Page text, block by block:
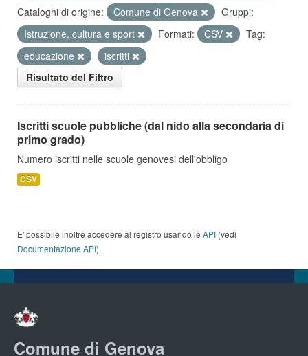
Cataloghi di origine:
Comune di Genova
Gruppi:
Istruzione, cultura e sport
Formati: CSV
Tag:
educazione
iscritti
Risultato del Filtro
Iscritti scuole pubbliche (dal nido alla secondaria di
primo grado)
Numero iscritti nelle scuole genovesi dell'obbligo
CSV
E' possibile inoltre accedere al registro usando le API (vedi
Documentazione API).
Comune di Genova